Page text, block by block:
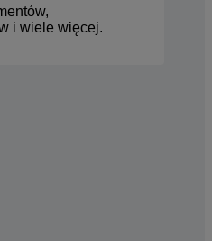
i wiele więcej.